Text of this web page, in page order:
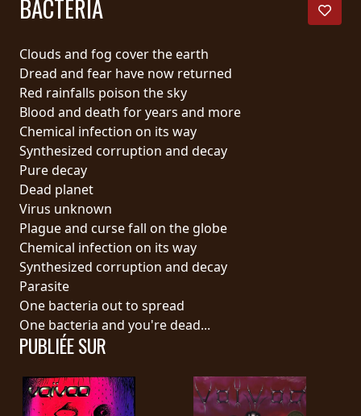
PANIER
MAGASIN
DIFFUSION
PRESSE
PIGGY
CONTACT
CONNEXION
NOUS
SOMMES
CONNECTÉS
CONDITIONS
D'UTILISATION
BACTERIA
Clouds and fog cover the earth
Dread and fear have now returned
Red rainfalls poison the sky
Blood and death for years and more
Chemical infection on its way
Synthesized corruption and decay
Pure decay
Dead planet
Virus unknown
Plague and curse fall on the globe
Chemical infection on its way
Synthesized corruption and decay
Parasite
One bacteria out to spread
One bacteria and you're dead...
PUBLIÉE SUR